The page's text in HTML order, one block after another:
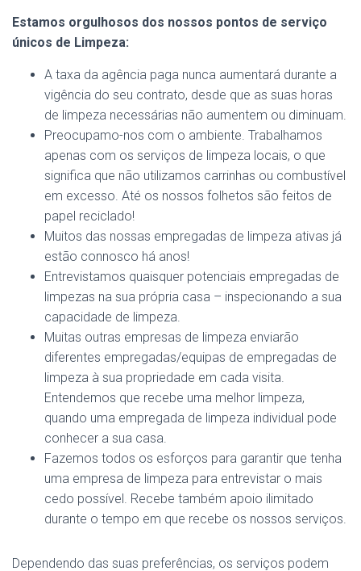
Estamos orgulhosos dos nossos pontos de serviço
únicos de Limpeza:
A taxa da agência paga nunca aumentará durante a
vigência do seu contrato, desde que as suas horas
de limpeza necessárias não aumentem ou diminuam.
Preocupamo-nos com o ambiente. Trabalhamos
apenas com os serviços de limpeza locais, o que
significa que não utilizamos carrinhas ou combustível
em excesso. Até os nossos folhetos são feitos de
papel reciclado!
Muitos das nossas empregadas de limpeza ativas já
estão connosco há anos!
Entrevistamos quaisquer potenciais empregadas de
limpezas na sua própria casa – inspecionando a sua
capacidade de limpeza.
Muitas outras empresas de limpeza enviarão
diferentes empregadas/equipas de empregadas de
limpeza à sua propriedade em cada visita.
Entendemos que recebe uma melhor limpeza,
quando uma empregada de limpeza individual pode
conhecer a sua casa.
Fazemos todos os esforços para garantir que tenha
uma empresa de limpeza para entrevistar o mais
cedo possível. Recebe também apoio ilimitado
durante o tempo em que recebe os nossos serviços.
Dependendo das suas preferências, os serviços podem